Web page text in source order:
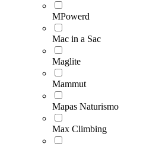
MPowerd
Mac in a Sac
Maglite
Mammut
Mapas Naturismo
Max Climbing